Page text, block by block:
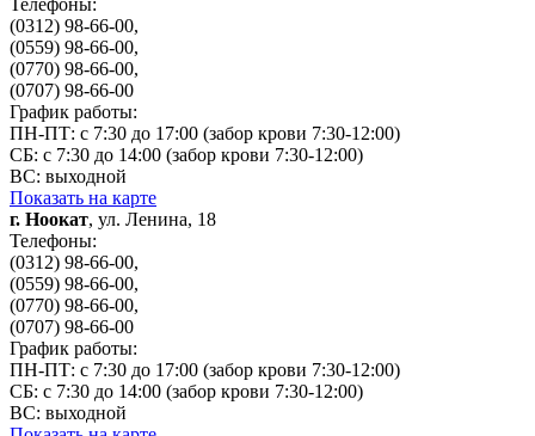
(0312) 98-66-00,
(0559) 98-66-00,
(0770) 98-66-00,
(0707) 98-66-00
График работы:
ПН-ПТ: с 7:30 до 17:00 (забор крови 7:30-12:00)
СБ: с 7:30 до 14:00 (забор крови 7:30-12:00)
ВС: выходной
Показать на карте
г. Ноокат, ул. Ленина, 18
Телефоны:
(0312) 98-66-00,
(0559) 98-66-00,
(0770) 98-66-00,
(0707) 98-66-00
График работы:
ПН-ПТ: с 7:30 до 17:00 (забор крови 7:30-12:00)
СБ: с 7:30 до 14:00 (забор крови 7:30-12:00)
ВС: выходной